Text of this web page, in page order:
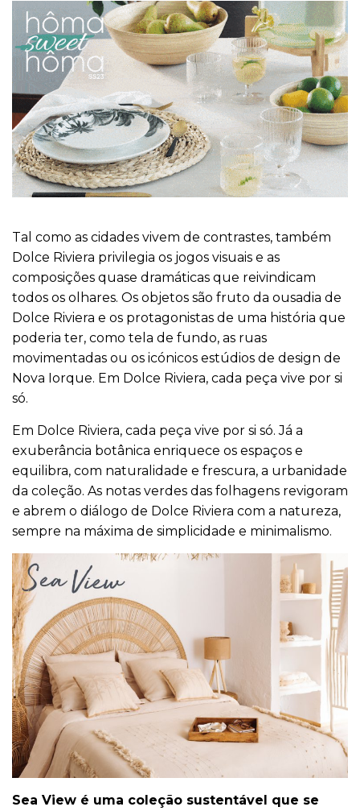
Tal como as cidades vivem de contrastes, também
Dolce Riviera privilegia os jogos visuais e as
composições quase dramáticas que reivindicam
todos os olhares. Os objetos são fruto da ousadia de
Dolce Riviera e os protagonistas de uma história que
poderia ter, como tela de fundo, as ruas
movimentadas ou os icónicos estúdios de design de
Nova Iorque. Em Dolce Riviera, cada peça vive por si
só.
Em Dolce Riviera, cada peça vive por si só. Já a
exuberância botânica enriquece os espaços e
equilibra, com naturalidade e frescura, a urbanidade
da coleção. As notas verdes das folhagens revigoram
e abrem o diálogo de Dolce Riviera com a natureza,
sempre na máxima de simplicidade e minimalismo.
Sea View é uma coleção sustentável que se